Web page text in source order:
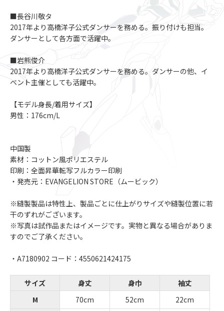
■長谷川敬タ
2017年より高橋洋子公式ダンサーを務める。振り付けも担当。
ダンサーとして各方面で活躍中。
■岩熊俊介
2017年より高橋洋子公式ダンサーを務める。ダンサーの他、イ
ベント主催としても活躍中。
【モデル身長/着用サイズ】
男性：176cm/L
中国製
素材：コットン風ポリエステル
印刷：全面昇華転写フルカラー印刷
・発売元：EVANGELION STORE（ムービック）
※縫製製品は特性上、製品ごとに仕上がりサイズや縫製位置に若
干のずれがございます。
※写真は試作品またはイメージです。実物と異なる場合がありま
すのでご了承ください。
・A7180902 コード：4550621424175
サイズ 身丈 身巾
袖丈
M
70cm 52cm
22cm